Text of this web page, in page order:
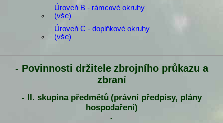
Úroveň B - rámcové okruhy
(vše)
Úroveň C - doplňkové okruhy
(vše)
- Povinnosti držitele zbrojního průkazu a
zbraní
- II. skupina předmětů (právní předpisy, plány
hospodaření)
-